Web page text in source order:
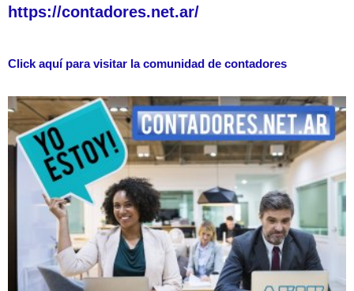
https://contadores.net.ar/
Click aquí para visitar la comunidad de contadores